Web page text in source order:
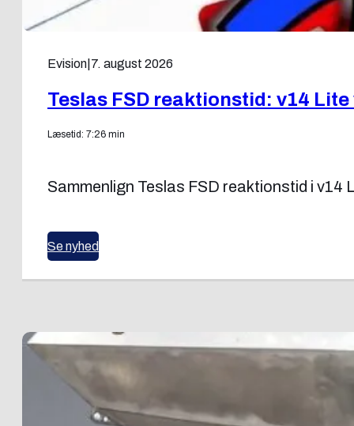
Evision 7. august 2026
Teslas FSD reaktionstid: v14 Lite
Læsetid: 7:26 min
Sammenlign Teslas FSD reaktionstid i
Se nyhed